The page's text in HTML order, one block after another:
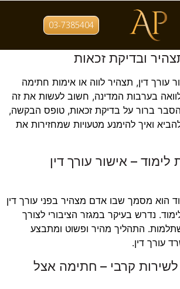
03-7385404 חתימה
בערבות המדינה: אימות
ובדיקת זכאות
עורך דין, תצהיר לווה או אימות חתימה
בערבות המדינה, חשוב לעשות את זה
הסבר ברור על בדיקת זכאות, טופס הבקשה,
ואיך להימנע מטעויות שמחזירות את
12 שנות לימוד – אישור עורך דין
לימוד הוא מסמך שבו אדם מצהיר בפני עורך דין
12 שנות לימוד. נדרש בעיקר במגזר הציבורי לצורך
התהליך מהיר ופשוט ומתבצע
עורך דין.
לשירות קרבי – חתימה אצל